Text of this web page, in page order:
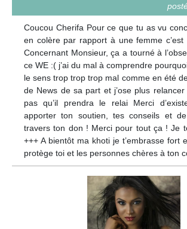
Coucou Cherifa Pour ce que tu as vu
en colère par rapport à une femme
Concernant Monsieur, ça a tourné à
ce WE :( j’ai du mal à comprendre
le sens trop trop trop mal comme en été
de News de sa part et j’ose plus
pas qu’il prendra le relai Merci
apporter ton soutien, tes conseils et
travers ton don ! Merci pour tout ça ! Je
+++ A bientôt ma khoti je t’embrasse fort
protège toi et les personnes chères à ton